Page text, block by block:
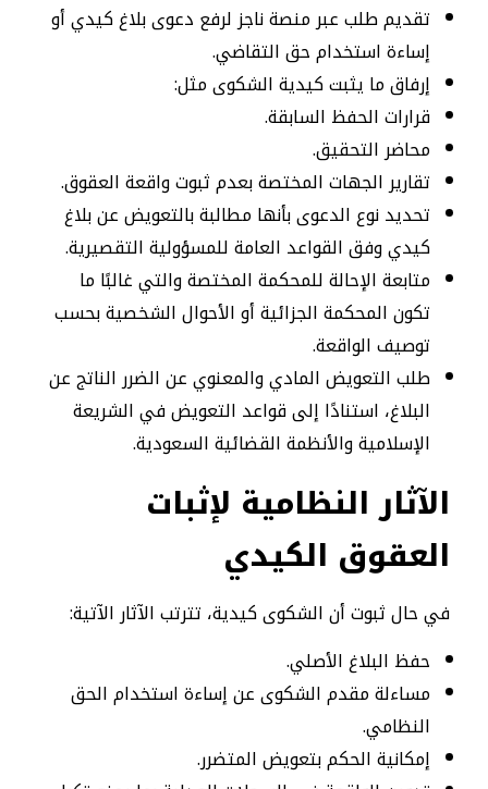
تقديم طلب عبر منصة ناجز لرفع دعوى بلاغ كيدي أو
إساءة استخدام حق التقاضي.
إرفاق ما يثبت كيدية الشكوى مثل:
قرارات الحفظ السابقة.
محاضر التحقيق.
تقارير الجهات المختصة بعدم ثبوت واقعة العقوق.
تحديد نوع الدعوى بأنها مطالبة بالتعويض عن بلاغ
كيدي وفق القواعد العامة للمسؤولية التقصيرية.
متابعة الإحالة للمحكمة المختصة والتي غالبًا ما
تكون المحكمة الجزائية أو الأحوال الشخصية بحسب
توصيف الواقعة.
طلب التعويض المادي والمعنوي عن الضرر الناتج عن
البلاغ، استنادًا إلى قواعد التعويض في الشريعة
الإسلامية والأنظمة القضائية السعودية.
الآثار النظامية لإثبات
العقوق الكيدي
في حال ثبوت أن الشكوى كيدية، تترتب الآثار الآتية:
حفظ البلاغ الأصلي.
مساءلة مقدم الشكوى عن إساءة استخدام الحق
النظامي.
إمكانية الحكم بتعويض المتضرر.